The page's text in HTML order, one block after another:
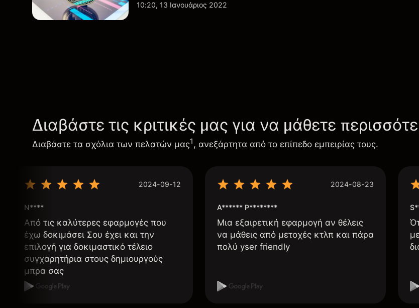
10:20, 13 Ιανουάριος 2022
Διαβάστε τις κριτικές μας για να μάθετε
Διαβάστε τα σχόλια των πελατών μας1, ανεξάρτητα από το επίπεδο εμπειρίας τους.
2024-09-12
N****
Από τις καλύτερες εφαρμογές που
έχω δοκιμάσει Σου έχει και την
επιλογή για δοκιμαστικό τέλειο
συγχαρητήρια στους δημιουργούς
μπρα σας
2024-08-23
A****** P********
Μια εξαιρετική εφαρμογή αν θέλεις
να μάθεις από μετοχές κτλπ και πάρα
πολύ yser friendly